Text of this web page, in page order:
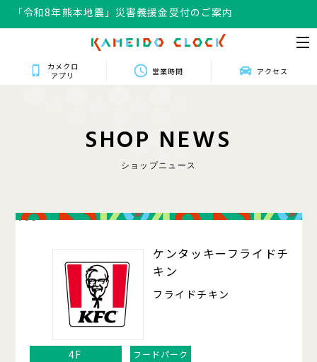
「令和8年熊本地震」災害義援金受付のご案内
「令和8年熊本地震」災害義援金受付のご案内
カメクロ
アプリ
営業時間 アクセス
SHOP NEWS
ショップニュース
408
ケンタッキーフライドチ
キン
フライドチキン
4F フードパーク